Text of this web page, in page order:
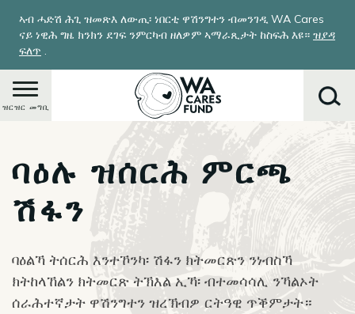
main
content
ኣብ ሓድሽ ሕጊ ዝመጽእ ለውጢ፡ ነበርቲ ዋሽንግተን ብመንገዲ WA Cares
ናይ ነዊሕ ግዜ ክንክን ደገፍ ንምርካብ ዘለዎም ኣማራጺታት ከስፍሕ እዩ። ዝያዳ
ፍለጥ .
ዝርዝር መግቢ
ምድላይ
ባዕሉ ዝሰርሕ ምርጫ
ሽፋን
ባዕልኻ ትሰርሕ እንተኾንካ፡ ሽፋን ክትመርጽን ንነብስኻ
ክትከላኸልን ክትመርጽ ትኽእል ኢኻ፡ ብተመሳሳሊ ንኻልኦት
ሰራሕተኛታት ዋሽንግተን ዝረኽብዎ ርትዓዊ ጥቕምታት።